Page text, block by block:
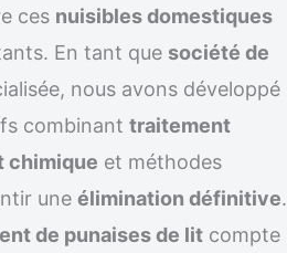
ces nuisibles domestiques
En tant que société de
nous avons développé
combinant traitement
chimique et méthodes
une élimination définitive.
de punaises de lit compte